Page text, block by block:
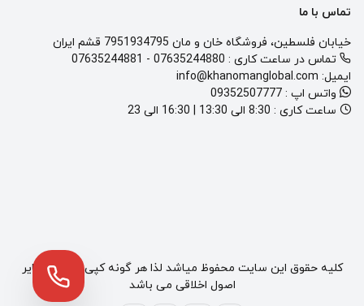
تماس با ما
خیابان فلسطین، فروشگاه خان و مان 7951934795 قشم ایران
تماس در ساعت کاری : 07635244880
-
07635244881
ایمیل: info@khanomanglobal.com
واتس اپ : 09352507777
ساعت کاری : 8:30 الی 13:30 | 16:30 الی 23
کلیه حقوق این سایت محفوظ میاشد لذا هر گونه کپی برداری مغایر
اصول اخلاقی می باشد